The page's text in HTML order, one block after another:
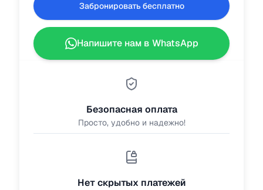
Забронировать бесплатно
Напишите нам в WhatsApp
Безопасная оплата
Просто, удобно и надежно!
Нет скрытых платежей